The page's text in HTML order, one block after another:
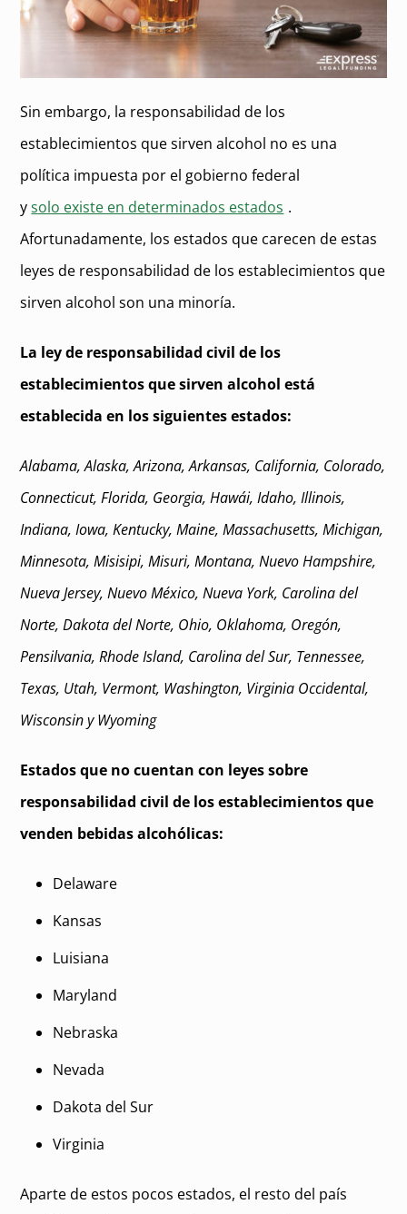
Sin embargo, la responsabilidad de los
establecimientos que sirven alcohol no es una
política impuesta por el gobierno federal
ysolo existe en determinados estados .
Afortunadamente, los estados que carecen de estas
leyes de responsabilidad de los establecimientos que
sirven alcohol son una minoría.
La ley de responsabilidad civil de los
establecimientos que sirven alcohol está
establecida en los siguientes estados:
Alabama, Alaska, Arizona, Arkansas, California, Colorado,
Connecticut, Florida, Georgia, Hawái, Idaho, Illinois,
Indiana, Iowa, Kentucky, Maine, Massachusetts, Michigan,
Minnesota, Misisipi, Misuri, Montana, Nuevo Hampshire,
Nueva Jersey, Nuevo México, Nueva York, Carolina del
Norte, Dakota del Norte, Ohio, Oklahoma, Oregón,
Pensilvania, Rhode Island, Carolina del Sur, Tennessee,
Texas, Utah, Vermont, Washington, Virginia Occidental,
Wisconsin y Wyoming
Estados que no cuentan con leyes sobre
responsabilidad civil de los establecimientos que
venden bebidas alcohólicas:
Delaware
Kansas
Luisiana
Maryland
Nebraska
Nevada
Dakota del Sur
Virginia
Aparte de estos pocos estados, el resto del país